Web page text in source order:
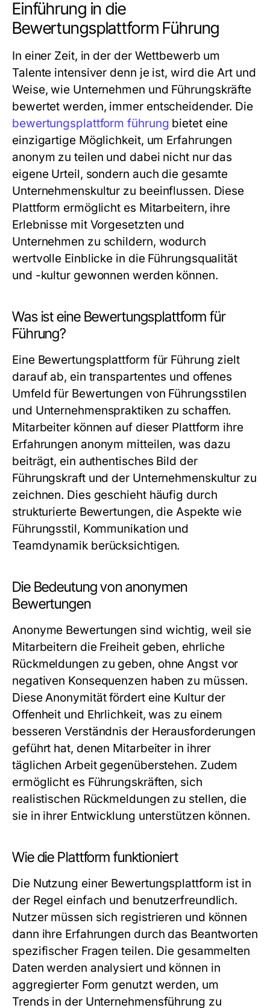
Einführung in die
Bewertungsplattform Führung
In einer Zeit, in der der Wettbewerb um
Talente intensiver denn je ist, wird die Art und
Weise, wie Unternehmen und Führungskräfte
bewertet werden, immer entscheidender. Die
bewertungsplattform führung bietet eine
einzigartige Möglichkeit, um Erfahrungen
anonym zu teilen und dabei nicht nur das
eigene Urteil, sondern auch die gesamte
Unternehmenskultur zu beeinflussen. Diese
Plattform ermöglicht es Mitarbeitern, ihre
Erlebnisse mit Vorgesetzten und
Unternehmen zu schildern, wodurch
wertvolle Einblicke in die Führungsqualität
und -kultur gewonnen werden können.
Was ist eine Bewertungsplattform für
Führung?
Eine Bewertungsplattform für Führung zielt
darauf ab, ein transpartentes und offenes
Umfeld für Bewertungen von Führungsstilen
und Unternehmenspraktiken zu schaffen.
Mitarbeiter können auf dieser Plattform ihre
Erfahrungen anonym mitteilen, was dazu
beiträgt, ein authentisches Bild der
Führungskraft und der Unternehmenskultur zu
zeichnen. Dies geschieht häufig durch
strukturierte Bewertungen, die Aspekte wie
Führungsstil, Kommunikation und
Teamdynamik berücksichtigen.
Die Bedeutung von anonymen
Bewertungen
Anonyme Bewertungen sind wichtig, weil sie
Mitarbeitern die Freiheit geben, ehrliche
Rückmeldungen zu geben, ohne Angst vor
negativen Konsequenzen haben zu müssen.
Diese Anonymität fördert eine Kultur der
Offenheit und Ehrlichkeit, was zu einem
besseren Verständnis der Herausforderungen
geführt hat, denen Mitarbeiter in ihrer
täglichen Arbeit gegenüberstehen. Zudem
ermöglicht es Führungskräften, sich
realistischen Rückmeldungen zu stellen, die
sie in ihrer Entwicklung unterstützen können.
Wie die Plattform funktioniert
Die Nutzung einer Bewertungsplattform ist in
der Regel einfach und benutzerfreundlich.
Nutzer müssen sich registrieren und können
dann ihre Erfahrungen durch das Beantworten
spezifischer Fragen teilen. Die gesammelten
Daten werden analysiert und können in
aggregierter Form genutzt werden, um
Trends in der Unternehmensführung zu